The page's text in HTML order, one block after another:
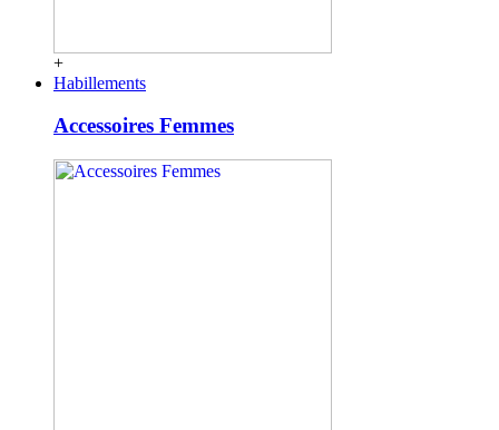
+
Habillements
Accessoires Femmes